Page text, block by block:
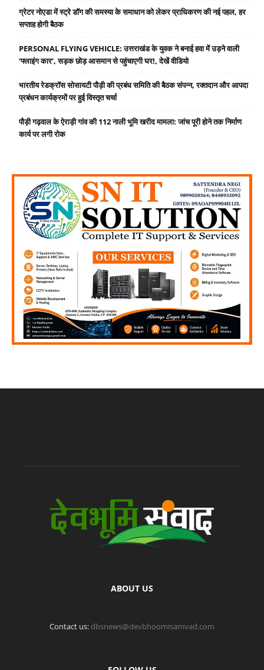
ग्रेटर नोएडा में स्ट्रे डॉग की समस्या के समाधान को लेकर प्राधिकरण की नई पहल, हर
सप्ताह होगी बैठक
PERSONAL FLYING VEHICLE: उत्तराखंड के युवक ने बनाई हवा में उड़ने वाली
‘फ्लाइंग कार’, सड़क छोड़ आसमान से पहुंचाएगी घर!, देखें वीडियो
भारतीय रेडक्रॉस सोसायटी पौड़ी की प्रबंध समिति की बैठक संपन्न, रक्तदान और आपदा
प्रबंधन कार्यक्रमों पर हुई विस्तृत चर्चा
पौड़ी गढ़वाल के ऐराड़ी गांव की 112 नाली भूमि खरीद मामला: जांच पूरी होने तक निर्माण
कार्य पर लगी रोक
ABOUT US
Contact us: dbsnews@devbhoomisamvad.com